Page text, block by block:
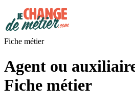
Fiche métier
Agent ou
Fiche métier